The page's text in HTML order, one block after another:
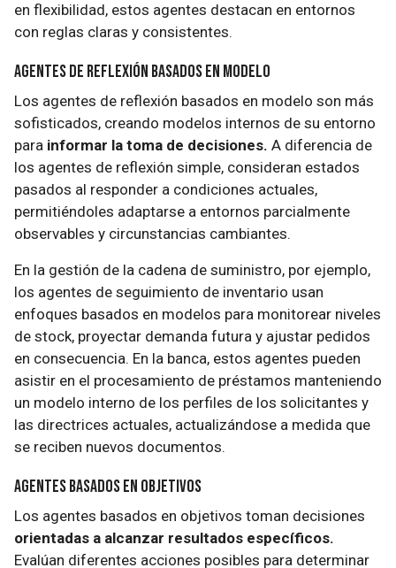
en flexibilidad, estos agentes destacan en entornos
con reglas claras y consistentes.
Agentes de Reflexión Basados en Modelo
Los agentes de reflexión basados en modelo son más
sofisticados, creando modelos internos de su entorno
para informar la toma de decisiones. A diferencia de
los agentes de reflexión simple, consideran estados
pasados al responder a condiciones actuales,
permitiéndoles adaptarse a entornos parcialmente
observables y circunstancias cambiantes.
En la gestión de la cadena de suministro, por ejemplo,
los agentes de seguimiento de inventario usan
enfoques basados en modelos para monitorear niveles
de stock, proyectar demanda futura y ajustar pedidos
en consecuencia. En la banca, estos agentes pueden
asistir en el procesamiento de préstamos manteniendo
un modelo interno de los perfiles de los solicitantes y
las directrices actuales, actualizándose a medida que
se reciben nuevos documentos.
Agentes Basados en Objetivos
Los agentes basados en objetivos toman decisiones
orientadas a alcanzar resultados específicos.
Evalúan diferentes acciones posibles para determinar